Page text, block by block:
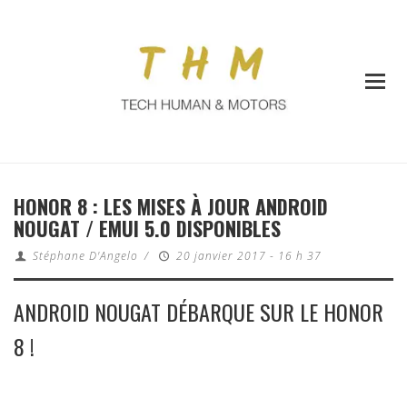
HONOR 8 : LES MISES À JOUR ANDROID
NOUGAT / EMUI 5.0 DISPONIBLES
Stéphane D'Angelo / 20 janvier 2017 - 16 h 37
ANDROID NOUGAT DÉBARQUE SUR LE HONOR
8 !